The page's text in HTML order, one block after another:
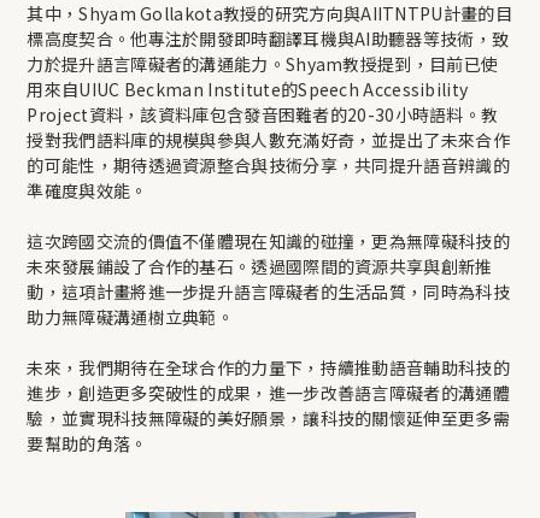
其中，Shyam Gollakota教授的研究方向與AIITNTPU計畫的目
標高度契合。他專注於開發即時翻譯耳機與AI助聽器等技術，致
力於提升語言障礙者的溝通能力。Shyam教授提到，目前已使
用來自UIUC Beckman Institute的Speech Accessibility
Project資料，該資料庫包含發音困難者的20-30小時語料。教
授對我們語料庫的規模與參與人數充滿好奇，並提出了未來合作
的可能性，期待透過資源整合與技術分享，共同提升語音辨識的
準確度與效能。
這次跨國交流的價值不僅體現在知識的碰撞，更為無障礙科技的
未來發展鋪設了合作的基石。透過國際間的資源共享與創新推
動，這項計畫將進一步提升語言障礙者的生活品質，同時為科技
助力無障礙溝通樹立典範。
未來，我們期待在全球合作的力量下，持續推動語音輔助科技的
進步，創造更多突破性的成果，進一步改善語言障礙者的溝通體
驗，並實現科技無障礙的美好願景，讓科技的關懷延伸至更多需
要幫助的角落。